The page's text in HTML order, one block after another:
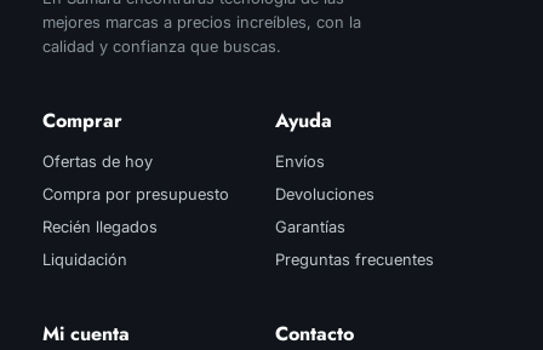
mejores marcas a precios increíbles, con la
calidad y confianza que buscas.
Comprar
Ofertas de hoy
Compra por presupuesto
Recién llegados
Liquidación
Ayuda
Envíos
Devoluciones
Garantías
Preguntas frecuentes
Mi cuenta Contacto